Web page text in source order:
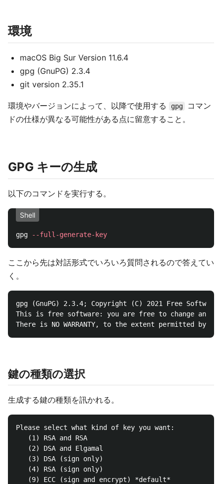
環境
macOS Big Sur Version 11.6.4
gpg (GnuPG) 2.3.4
git version 2.35.1
環境やバージョンによって、以降で使用する gpg
コマン
ドの仕様が異なる可能性がある点に留意すること。
GPG キーの生成
以下のコマンドを実行する。
Shell
gpg --full-generate-key
ここから先は対話形式でいろいろ質問されるので答えてい
く。
gpg (GnuPG) 2.3.4; Copyright (C) 2021 Free
This is free software: you are free to change and
鍵の種類の選択
生成する鍵の種類を訊かれる。
Please select what kind of key you want:
   (1) RSA and RSA
   (2) DSA and Elgamal
   (3) DSA (sign only)
   (4) RSA (sign only)
   (9) ECC (sign and encrypt) *default*